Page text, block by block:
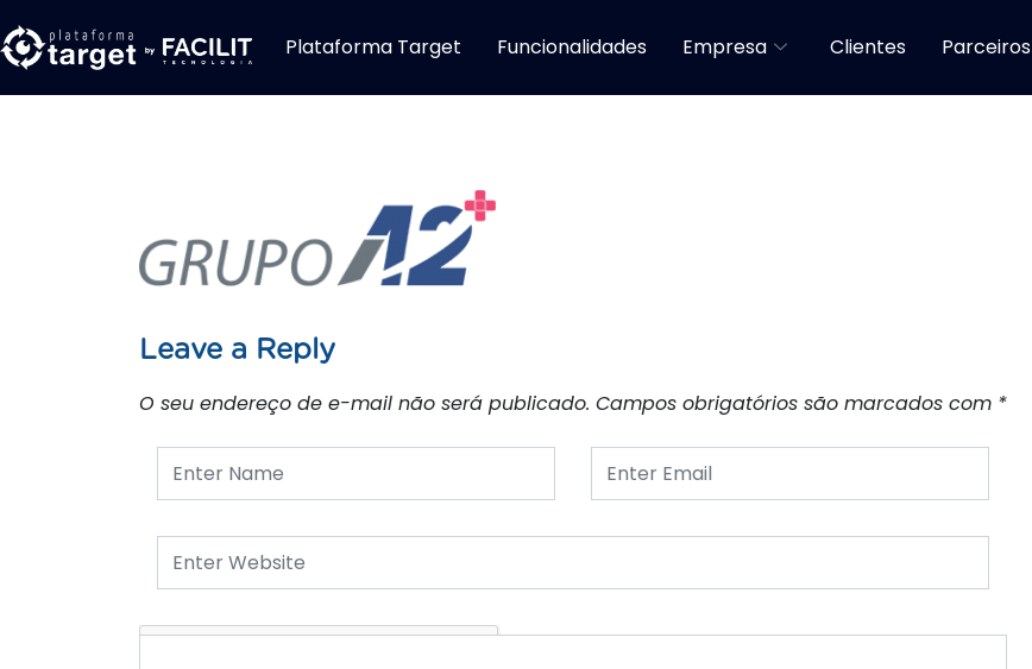
Plataforma Target Funcionalidades Empresa Clientes Parceiros
Leave a Reply
O seu endereço de e-mail não será publicado. Campos obrigatórios são marcados com *